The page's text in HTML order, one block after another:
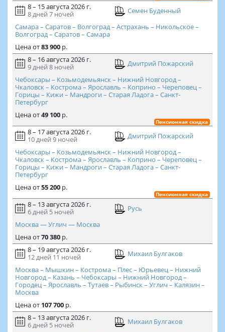
8 – 15 августа 2026 г.
8 дней 7 ночей
Семен Буденный
Самара – Саратов – Волгоград – Астрахань – Никольское –
Волгоград – Саратов – Самара
Ценаот83 900р.
8 – 16 августа 2026 г.
9 дней 8 ночей
Дмитрий Пожарский
Чебоксары – Козьмодемьянск – Нижний Новгород –
Чкаловск – Кострома – Ярославль – Коприно – Череповец –
Горицы – Кижи – Мандроги – Старая Ладога – Санкт-
Петербург
Ценаот49 100р.
Пенсионная скидка
8 – 17 августа 2026 г.
10 дней 9 ночей
Дмитрий Пожарский
Чебоксары – Козьмодемьянск – Нижний Новгород –
Чкаловск – Кострома – Ярославль – Коприно – Череповец –
Горицы – Кижи – Мандроги – Старая Ладога – Санкт-
Петербург
Ценаот55 200р.
Пенсионная скидка
8 – 13 августа 2026 г.
6 дней 5 ночей
Русь
Москва — Углич — Москва
Ценаот70 380р.
8 – 19 августа 2026 г.
12 дней 11 ночей
Михаил Булгаков
Москва – Мышкин – Кострома – Плес – Юрьевец – Нижний
Новгород – Казань – Чебоксары – Нижний Новгород –
Городец – Ярославль – Тутаев – Рыбинск – Углич – Калязин –
Москва
Ценаот 107 700р.
8 – 13 августа 2026 г.
6 дней 5 ночей
Михаил Булгаков